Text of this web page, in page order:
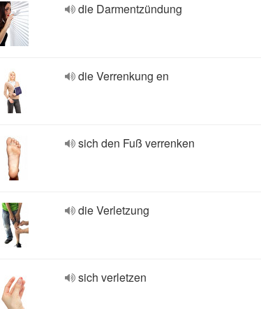
die Darmentzündung
die Verrenkung en
sich den Fuß verrenken
die Verletzung
sich verletzen